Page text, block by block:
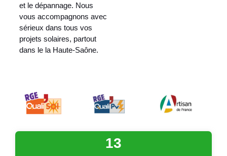
et le dépannage. Nous
vous accompagnons avec
sérieux dans tous vos
projets solaires, partout
dans le la Haute-Saône.
13